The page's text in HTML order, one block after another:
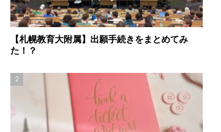
【札幌教育大附属】出願手続きをまとめてみ
た！？